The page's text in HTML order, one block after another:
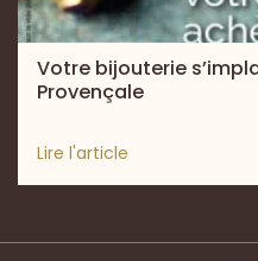
Votre bijouterie
Provençale
Lire l'article